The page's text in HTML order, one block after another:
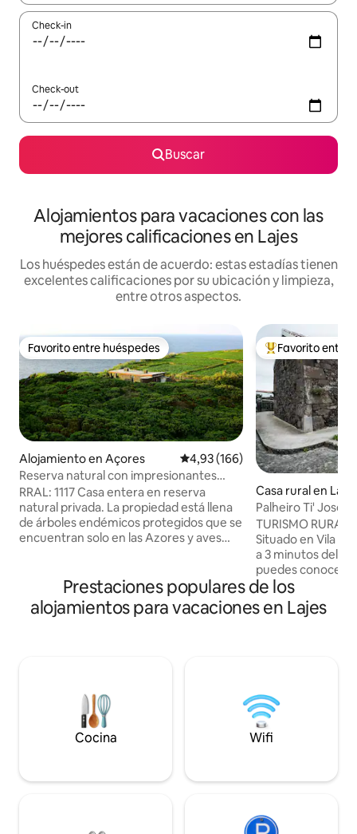
Check-in
Check-out
Buscar
Alojamientos para vacaciones con las
mejores calificaciones en Lajes
Los huéspedes están de acuerdo: estas estadías tienen
excelentes calificaciones por su ubicación y limpieza,
entre otros aspectos.
Favorito entre huéspedes
Favorito entre huéspedes
Alojamiento en Açores Calificación promedio: 4,93 de
4,93 (166)
Reserva natural con impresionantes
vistas al mar RRAL1117
RRAL: 1117 Casa entera en reserva
natural privada. La propiedad está llena
de árboles endémicos protegidos que se
encuentran solo en las Azores y aves
antes del amanecer y después del
atardecer en residencia entre marzo y
octubre. Piscinas naturales de lava negra
Humanidad de la Unesco.
Favorito entre
Favorito entre
Casa rural en
Palheiro Ti' José
TURISMO
Situado en Vila
a 3 minutos del
puedes conocer
Heroascaria (20
la humanidad, la
Vitória (10
una familia o un
todo lo que
vacaciones
Prestaciones populares de los
alojamientos para vacaciones en Lajes
Cocina Wifi